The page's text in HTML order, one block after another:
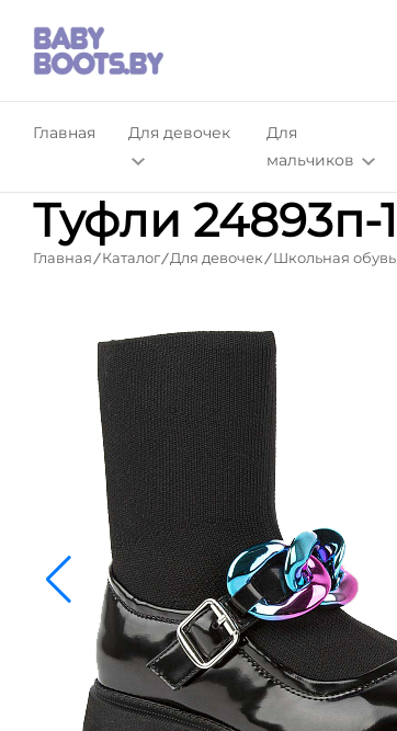
Главная Для девочек
Для
мальчиков
Туфли 24893п-1
Главная Каталог Для девочек Школьная обувь